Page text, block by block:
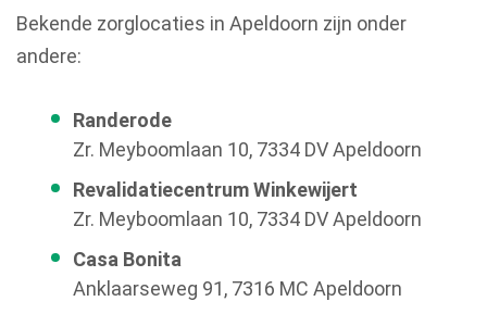
Bekende zorglocaties in Apeldoorn zijn onder
andere:
Randerode
Zr. Meyboomlaan 10, 7334 DV Apeldoorn
Revalidatiecentrum Winkewijert
Zr. Meyboomlaan 10, 7334 DV Apeldoorn
Casa Bonita
Anklaarseweg 91, 7316 MC Apeldoorn